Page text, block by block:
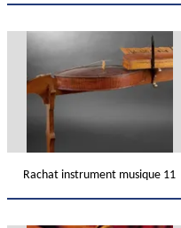
Rachat instrument musique 11